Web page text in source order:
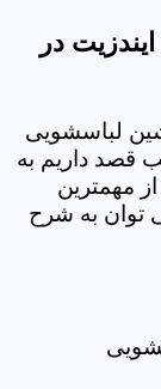
در
لباسشویی
قصد داریم به
مهمترین
توان به شرح